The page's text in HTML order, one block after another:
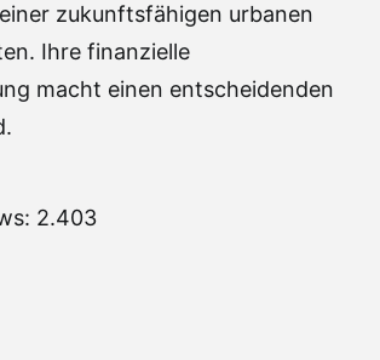
zukunftsfähigen urbanen
Ihre finanzielle
macht einen entscheidenden
2.403